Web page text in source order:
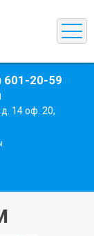
601-20-59
14 оф. 20,